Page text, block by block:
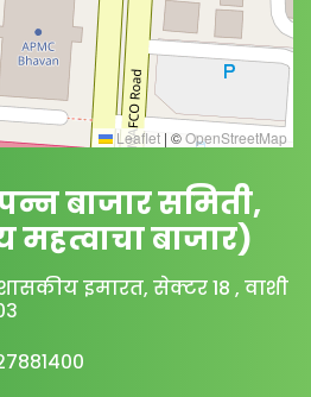
Leaflet | ©OpenStreetMap
बाजार समिती,
महत्वाचा बाजार)
इमारत, सेक्टर 18 , वाशी